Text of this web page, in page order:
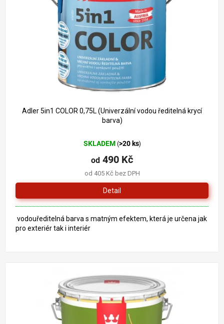
Adler 5in1 COLOR 0,75L (Univerzální vodou ředitelná krycí
barva)
SKLADEM (>20 ks)
od 405 Kč bez DPH
od 490 Kč
Detail
vodouředitelná barva s matným efektem, která je určena jak
pro exteriér tak i interiér